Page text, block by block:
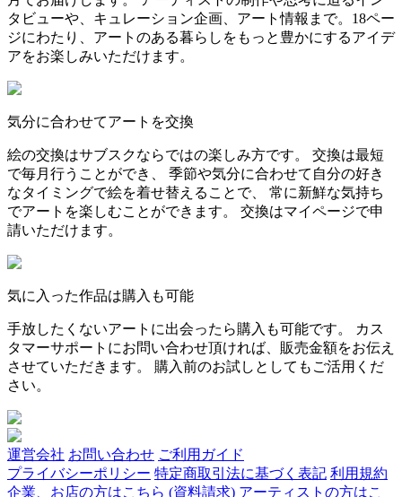
タビューや、キュレーション企画、アート情報まで。18ペー
ジにわたり、アートのある暮らしをもっと豊かにするアイデ
アをお楽しみいただけます。
気分に合わせてアートを交換
絵の交換はサブスクならではの楽しみ方です。 交換は最短
で毎月行うことができ、 季節や気分に合わせて自分の好き
なタイミングで絵を着せ替えることで、 常に新鮮な気持ち
でアートを楽しむことができます。 交換はマイページで申
請いただけます。
気に入った作品は購入も可能
手放したくないアートに出会ったら購入も可能です。 カス
タマーサポートにお問い合わせ頂ければ、販売金額をお伝え
させていただきます。 購入前のお試しとしてもご活用くだ
さい。
運営会社 お問い合わせ ご利用ガイド
プライバシーポリシー 特定商取引法に基づく表記 利用規約
企業、お店の方はこちら (資料請求) アーティストの方はこ